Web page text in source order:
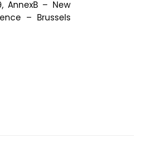
AnnexB – New
– Brussels